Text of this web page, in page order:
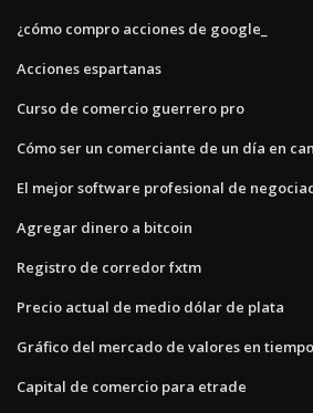
¿cómo compro acciones de google_
Acciones espartanas
Curso de comercio guerrero pro
Cómo ser un comerciante de un día en
El mejor software profesional de
Agregar dinero a bitcoin
Registro de corredor fxtm
Precio actual de medio dólar de plata
Gráfico del mercado de valores en
Capital de comercio para etrade